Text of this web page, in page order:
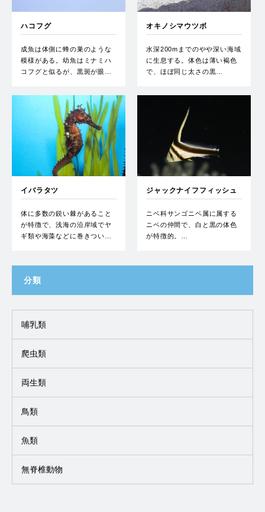
ハコフグ
成魚は体側に蜂の巣のような
模様がある。幼魚はミナミハ
コフグと似るが、黒斑が眼…
オキノシマウツボ
水深200mまでのやや深い海域
に生息する。体色は薄い褐色
で、ほぼ同じ太さの黒…
イバラタツ
体に多数の鋭い棘があること
が特徴で、浅海の沿岸域でヤ
ギ類や海藻などに巻きつい…
ジャックナイフフィッシュ
ニベ科サンゴニベ属に属する
ニベの仲間で、白と黒の体色
が特徴的。…
分類
哺乳類
爬虫類
両生類
鳥類
魚類
無脊椎動物